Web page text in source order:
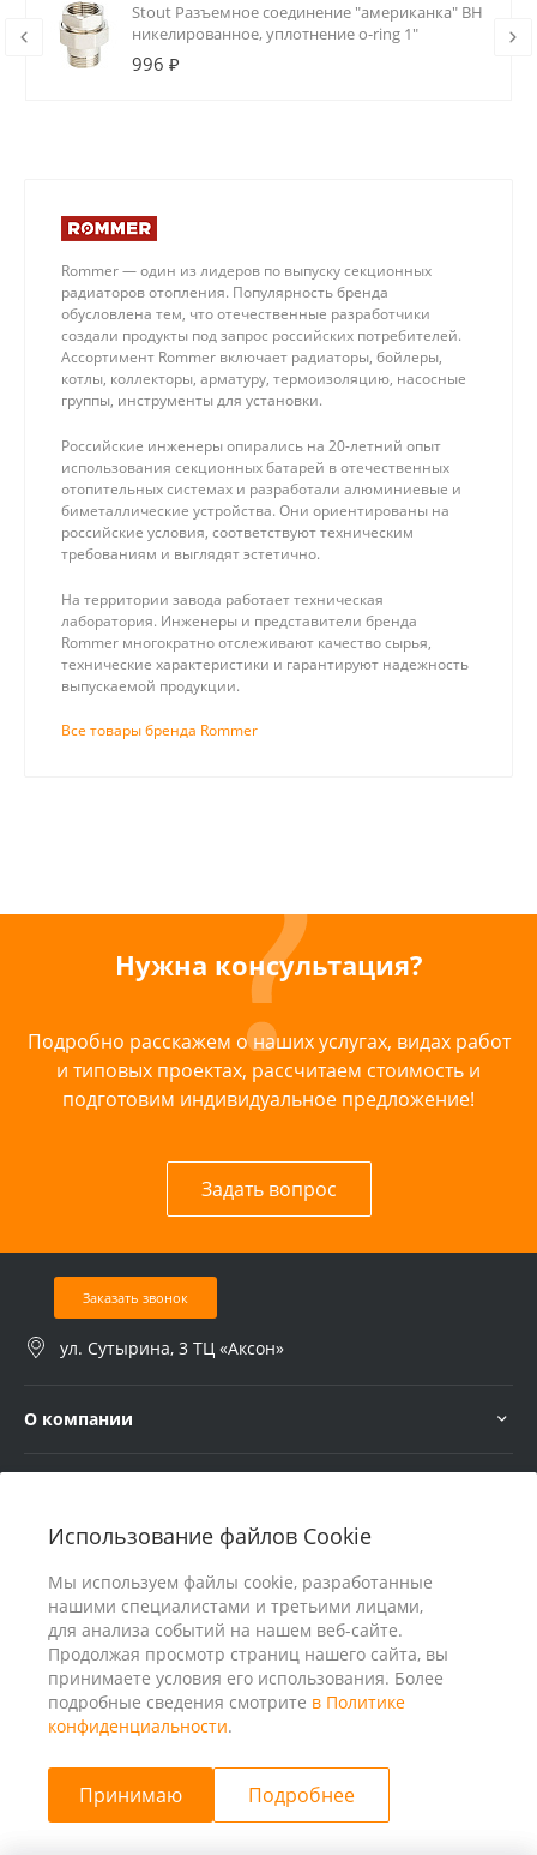
Использование файлов Cookie
Мы используем файлы cookie, разработанные
нашими специалистами и третьими лицами,
для анализа событий на нашем веб-сайте.
Продолжая просмотр страниц нашего сайта, вы
принимаете условия его использования. Более
подробные сведения смотрите в Политике
конфиденциальности.
Принимаю Подробнее
Stout Разъемное соединение "американка" ВН
никелированное, уплотнение o-ring 1"
996 ₽
Rommer — один из лидеров по выпуску секционных
радиаторов отопления. Популярность бренда
обусловлена тем, что отечественные разработчики
создали продукты под запрос российских потребителей.
Ассортимент Rommer включает радиаторы, бойлеры,
котлы, коллекторы, арматуру, термоизоляцию, насосные
группы, инструменты для установки.
Российские инженеры опирались на 20-летний опыт
использования секционных батарей в отечественных
отопительных системах и разработали алюминиевые и
биметаллические устройства. Они ориентированы на
российские условия, соответствуют техническим
требованиям и выглядят эстетично.
На территории завода работает техническая
лаборатория. Инженеры и представители бренда
Rommer многократно отслеживают качество сырья,
технические характеристики и гарантируют надежность
выпускаемой продукции.
Все товары бренда Rommer
Нужна консультация?
Подробно расскажем о наших услугах, видах работ
и типовых проектах, рассчитаем стоимость и
подготовим индивидуальное предложение!
Задать вопрос
Заказать звонок
ул. Сутырина, 3 ТЦ «Аксон»
О компании